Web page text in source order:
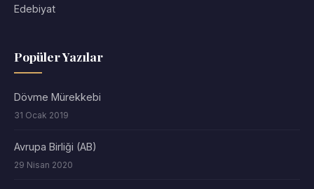
Edebiyat
Popüler Yazılar
Dövme Mürekkebi
31 Ocak 2019
Avrupa Birliği (AB)
29 Nisan 2020